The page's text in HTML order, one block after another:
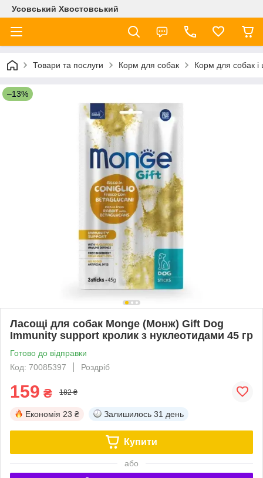
Усовський Хвостовський
Товари та послуги Корм для собак Корм для собак і
–13%
Ласощі для собак Monge (Монж) Gift Dog
Immunity support кролик з нуклеотидами 45 гр
Готово до відправки
Код: 70085397
Роздріб
159 ₴ 182 ₴
Економія 23 ₴ Залишилось 31 день
Купити
або